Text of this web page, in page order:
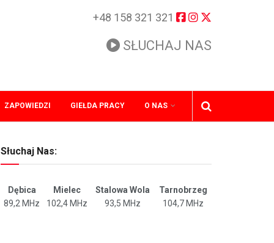
+48 158 321 321
SŁUCHAJ NAS
ZAPOWIEDZI GIEŁDA PRACY O NAS
Słuchaj Nas:
Dębica Mielec Stalowa Wola
Tarnobrzeg
89,2 MHz
102,4 MHz 93,5 MHz 104,7 MHz